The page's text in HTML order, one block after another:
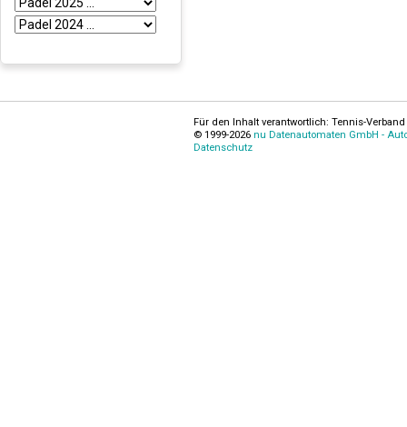
Für den Inhalt verantwortlich: Tennis-
© 1999-2026 nu Datenautomaten GmbH -
Datenschutz